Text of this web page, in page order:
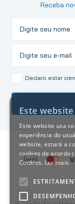
Receba
Declaro estar
Este
Este website usa
experiência do
website, estará a
cookies de acordo
Cookies. Ler mais